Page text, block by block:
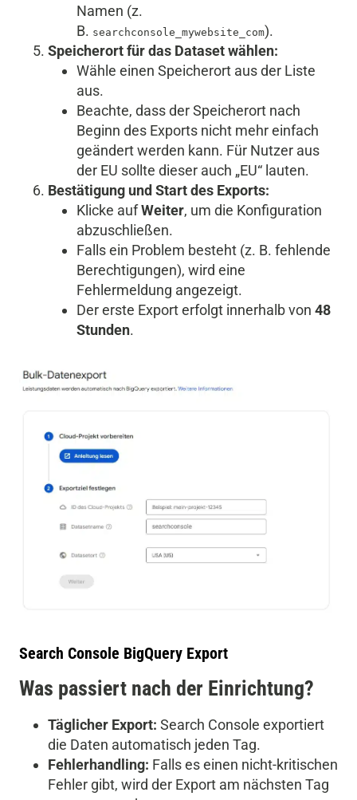
Namen (z.
B. searchconsole_mywebsite_com).
Speicherort für das Dataset wählen:
Wähle einen Speicherort aus der Liste
aus.
Beachte, dass der Speicherort nach
Beginn des Exports nicht mehr einfach
geändert werden kann. Für Nutzer aus
der EU sollte dieser auch „EU“ lauten.
Bestätigung und Start des Exports:
Klicke aufWeiter, um die Konfiguration
abzuschließen.
Falls ein Problem besteht (z. B. fehlende
Berechtigungen), wird eine
Fehlermeldung angezeigt.
Der erste Export erfolgt innerhalb von 48
Stunden.
Search Console BigQuery Export
Was passiert nach der Einrichtung?
Täglicher Export: Search Console exportiert
die Daten automatisch jeden Tag.
Fehlerhandling: Falls es einen nicht-kritischen
Fehler gibt, wird der Export am nächsten Tag